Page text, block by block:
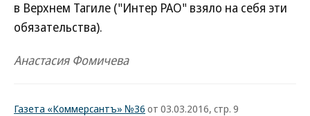
в Верхнем Тагиле ("Интер РАО" взяло на себя эти
обязательства).
Анастасия Фомичева
Газета «Коммерсантъ» №36 от 03.03.2016, стр. 9